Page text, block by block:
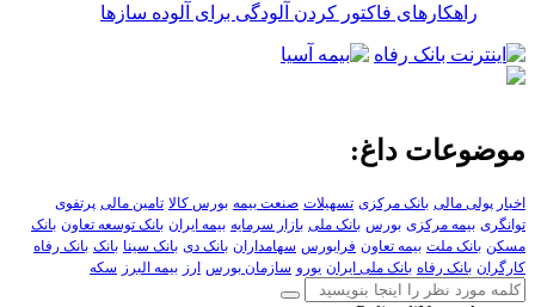
راهکارهای فاکتور کردن آلودگی برای آلوده سازها
موضوعات داغ:
اخبار پولی مالی بانک مرکزی تسهیلات صنعت بیمه بورس کالا تامین مالی پرتفوی
توانگری بیمه مرکزی بورس بانک ملی بازار سرمایه بیمه ایران بانک توسعه تعاون بانک
مسکن بانک ملت بیمه تعاون فرابورس سهامداران بانک دی بانک سینا بانک بانک رفاه
کارگران بانک رفاه بانک ملی ایران یورو سازمان بورس ارز بیمه البرز سکه